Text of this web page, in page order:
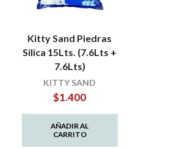
Kitty Sand Piedras
Silica 15Lts. (7.6Lts +
7.6Lts)
KITTY SAND
$1.400
AÑADIR AL
CARRITO